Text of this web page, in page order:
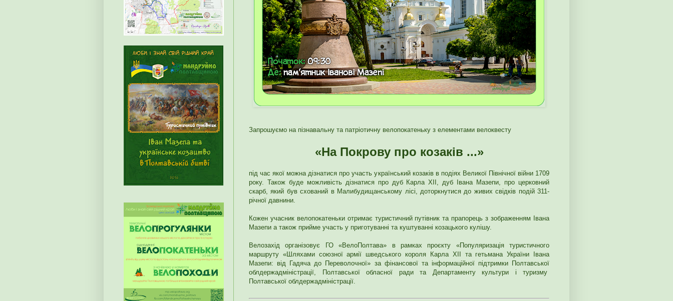
Запрошуємо на пізнавальну та патріотичну велопокатеньку з елементами велоквесту
«На Покрову про козаків ...»
під час якої можна дізнатися про участь український козаків в подіях Великої Північної війни 1709
року. Також буде можливість дізнатися про дуб Карла XII, дуб Івана Мазепи, про церковний
скарб, який був схований в Малибудищанському лісі, доторкнутися до живих свідків подій 311-
річної давнини.
Кожен учасник велопокатеньки отримає туристичний путівник та прапорець з зображенням Івана
Мазепи а також прийме участь у приготуванні та куштуванні козацького кулішу.
Велозахід організовує ГО «ВелоПолтава» в рамках проєкту «Популяризація туристичного
маршруту «Шляхами союзної армії шведського короля Карла ХІІ та гетьмана України Івана
Мазепи: від Гадяча до Переволочної» за фінансової та інформаційної підтримки Полтавської
облдержадміністрації, Полтавської обласної ради та Департаменту культури і туризму
Полтавської облдержадміністрації.